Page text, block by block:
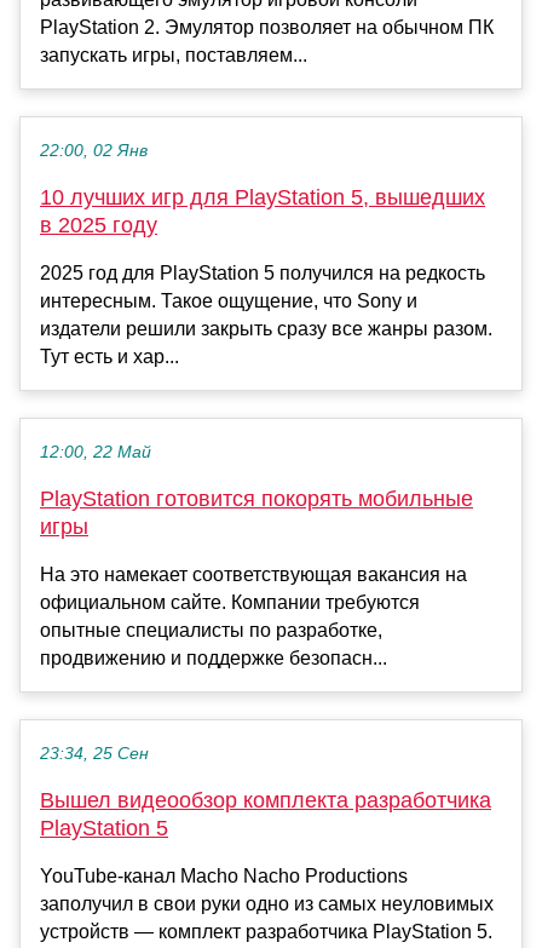
PlayStation 2. Эмулятор позволяет на обычном ПК
запускать игры, поставляем...
22:00, 02 Янв
10 лучших игр для PlayStation 5, вышедших
в 2025 году
2025 год для PlayStation 5 получился на редкость
интересным. Такое ощущение, что Sony и
издатели решили закрыть сразу все жанры разом.
Тут есть и хар...
12:00, 22 Май
PlayStation готовится покорять мобильные
игры
На это намекает соответствующая вакансия на
официальном сайте. Компании требуются
опытные специалисты по разработке,
продвижению и поддержке безопасн...
23:34, 25 Сен
Вышел видеообзор комплекта разработчика
PlayStation 5
YouTube-канал Macho Nacho Productions
заполучил в свои руки одно из самых неуловимых
устройств — комплект разработчика PlayStation 5.